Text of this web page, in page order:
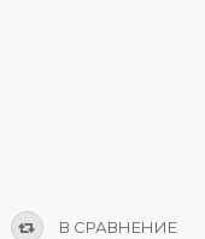
В СРАВНЕНИЕ